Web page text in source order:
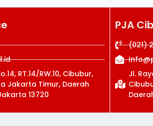
RT.14/RW.10, Cibubur,
Jakarta Timur, Daerah
13720
PJA
(021)
Jl.